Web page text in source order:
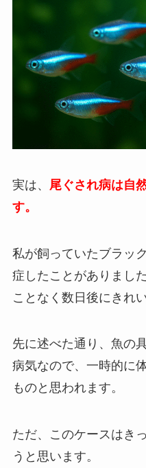
実は、
尾ぐされ病は自
す。
私が飼っていたブラッ
症したことがありまし
ことなく数日後にきれ
先に述べた通り、魚の
病気なので、一時的に
ものと思われます。
ただ、このケースはき
うと思います。